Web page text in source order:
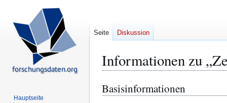
Informationen zu
Zur
Navigation
Zur
Suche
Basisinformationen
Seite Diskussion
Hauptseite